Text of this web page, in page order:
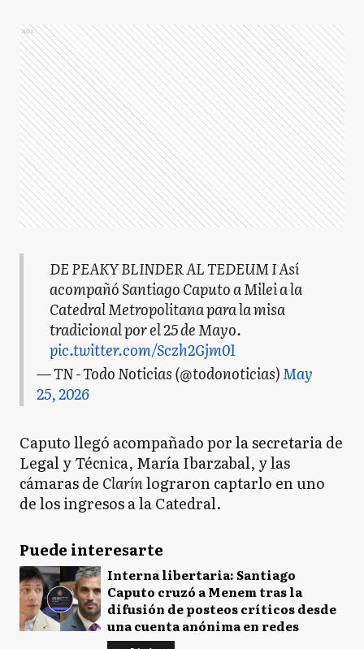
Ads
DE PEAKY BLINDER AL TEDEUM I Así
acompañó Santiago Caputo a Milei a la
Catedral Metropolitana para la misa
tradicional por el 25 de Mayo.
pic.twitter.com/Sczh2Gjm01
— TN - Todo Noticias (@todonoticias)May
25, 2026
Caputo llegó acompañado por la secretaria de
Legal y Técnica, María Ibarzabal, y las
cámaras de Clarínlograron captarlo en uno
de los ingresos a la Catedral.
Puede interesarte
Interna libertaria: Santiago
Caputo cruzó a Menem tras la
difusión de posteos críticos desde
una cuenta anónima en redes